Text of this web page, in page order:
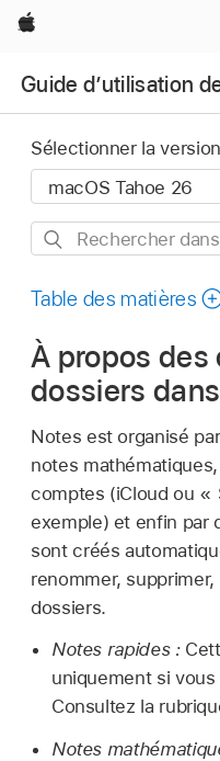
Apple
Guide d’utilisation
Sélectionner la
Rechercher
ce
Table des matières
À propos
dossiers
Notes est organisé
notes
comptes (iCloud ou «
exemple) et enfin par
sont créés
renommer,
dossiers.
Notes rapides :
uniquement si
Consultez la
Notes